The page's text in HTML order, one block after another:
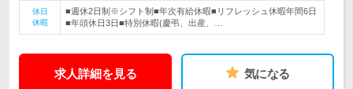
休日
休暇
■週休2日制※シフト制■年次有給休暇■リフレッシュ休暇年間6日
■年頭休日3日■特別休暇(慶弔、出産、…
求人詳細を見る 気になる